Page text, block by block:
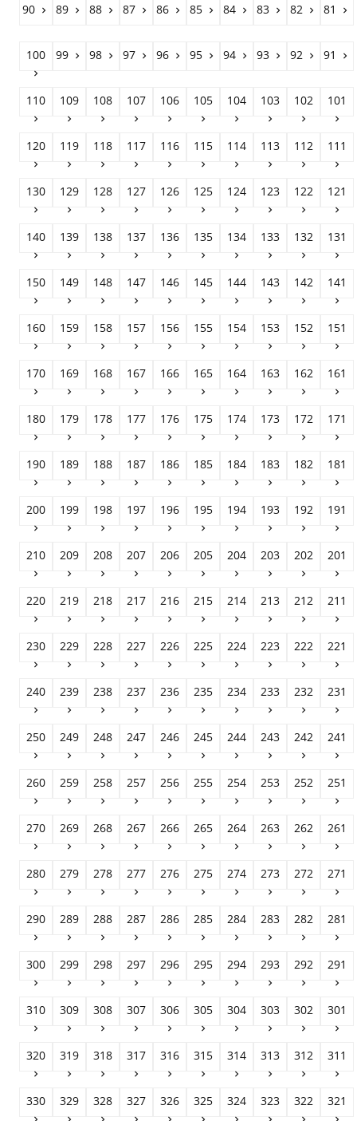
81 
82 
83 
84 
85 
86 
87 
88 
89 
90 
91 
92 
93 
94 
95 
96 
97 
98 
99 
100

101

102

103

104

105

106

107

108

109

110

111

112

113

114

115

116

117

118

119

120

121

122

123

124

125

126

127

128

129

130

131

132

133

134

135

136

137

138

139

140

141

142

143

144

145

146

147

148

149

150

151

152

153

154

155

156

157

158

159

160

161

162

163

164

165

166

167

168

169

170

171

172

173

174

175

176

177

178

179

180

181

182

183

184

185

186

187

188

189

190

191

192

193

194

195

196

197

198

199

200

201

202

203

204

205

206

207

208

209

210

211

212

213

214

215

216

217

218

219

220

221

222

223

224

225

226

227

228

229

230

231

232

233

234

235

236

237

238

239

240

241

242

243

244

245

246

247

248

249

250

251

252

253

254

255

256

257

258

259

260

261

262

263

264

265

266

267

268

269

270

271

272

273

274

275

276

277

278

279

280

281

282

283

284

285

286

287

288

289

290

291

292

293

294

295

296

297

298

299

300

301

302

303

304

305

306

307

308

309

310

311

312

313

314

315

316

317

318

319

320

321
322
323
324
325
326
327
328
329
330